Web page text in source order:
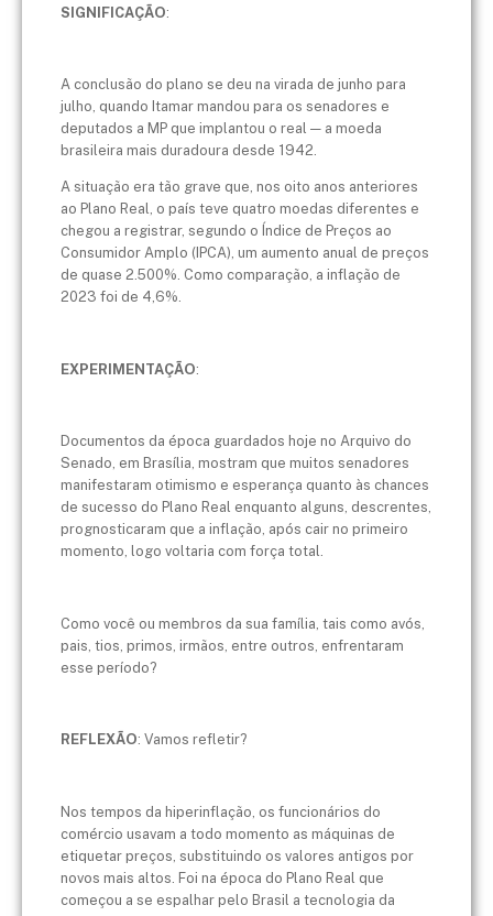
SIGNIFICAÇÃO:
A conclusão do plano se deu na virada de junho para
julho, quando Itamar mandou para os senadores e
deputados a MP que implantou o real — a moeda
brasileira mais duradoura desde 1942.
A situação era tão grave que, nos oito anos anteriores
ao Plano Real, o país teve quatro moedas diferentes e
chegou a registrar, segundo o Índice de Preços ao
Consumidor Amplo (IPCA), um aumento anual de preços
de quase 2.500%. Como comparação, a inflação de
2023 foi de 4,6%.
EXPERIMENTAÇÃO:
Documentos da época guardados hoje no Arquivo do
Senado, em Brasília, mostram que muitos senadores
manifestaram otimismo e esperança quanto às chances
de sucesso do Plano Real enquanto alguns, descrentes,
prognosticaram que a inflação, após cair no primeiro
momento, logo voltaria com força total.
Como você ou membros da sua família, tais como avós,
pais, tios, primos, irmãos, entre outros, enfrentaram
esse período?
REFLEXÃO: Vamos refletir?
Nos tempos da hiperinflação, os funcionários do
comércio usavam a todo momento as máquinas de
etiquetar preços, substituindo os valores antigos por
novos mais altos. Foi na época do Plano Real que
começou a se espalhar pelo Brasil a tecnologia da